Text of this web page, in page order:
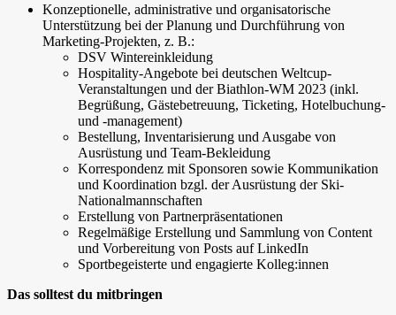
Konzeptionelle, administrative und organisatorische
Unterstützung bei der Planung und Durchführung von
Marketing-Projekten, z. B.:
DSV Wintereinkleidung
Hospitality-Angebote bei deutschen Weltcup-
Veranstaltungen und der Biathlon-WM 2023 (inkl.
Begrüßung, Gästebetreuung, Ticketing, Hotelbuchung-
und -management)
Bestellung, Inventarisierung und Ausgabe von
Ausrüstung und Team-Bekleidung
Korrespondenz mit Sponsoren sowie Kommunikation
und Koordination bzgl. der Ausrüstung der Ski-
Nationalmannschaften
Erstellung von Partnerpräsentationen
Regelmäßige Erstellung und Sammlung von Content
und Vorbereitung von Posts auf LinkedIn
Sportbegeisterte und engagierte Kolleg:innen
Das solltest du mitbringen